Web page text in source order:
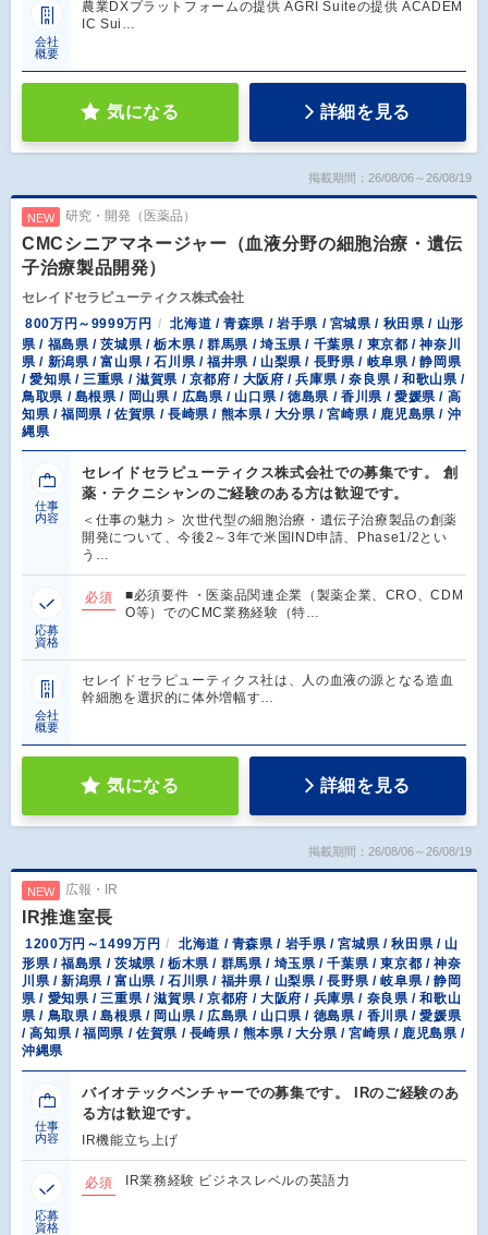
会社
概要
農業DXプラットフォームの提供 AGRI Suiteの提供 ACADEM
IC Sui…
気になる 詳細を見る
掲載期間：26/08/06～26/08/19
NEW 研究・開発（医薬品）
CMCシニアマネージャー（血液分野の細胞治療・遺伝
子治療製品開発）
セレイドセラピューティクス株式会社
800万円～9999万円
北海道 / 青森県 / 岩手県 / 宮城県 / 秋田県 / 山形
県 / 福島県 / 茨城県 / 栃木県 / 群馬県 / 埼玉県 / 千葉県 / 東京都 / 神奈川
県 / 新潟県 / 富山県 / 石川県 / 福井県 / 山梨県 / 長野県 / 岐阜県 / 静岡県
/ 愛知県 / 三重県 / 滋賀県 / 京都府 / 大阪府 / 兵庫県 / 奈良県 / 和歌山県 /
鳥取県 / 島根県 / 岡山県 / 広島県 / 山口県 / 徳島県 / 香川県 / 愛媛県 / 高
知県 / 福岡県 / 佐賀県 / 長崎県 / 熊本県 / 大分県 / 宮崎県 / 鹿児島県 / 沖
縄県
仕事
内容
セレイドセラピューティクス株式会社での募集です。 創
薬・テクニシャンのご経験のある方は歓迎です。
＜仕事の魅力＞ 次世代型の細胞治療・遺伝子治療製品の創薬
開発について、今後2～3年で米国IND申請、Phase1/2とい
う…
応募
資格
必須
■必須要件 ・医薬品関連企業（製薬企業、CRO、CDM
O等）でのCMC業務経験（特…
会社
概要
セレイドセラピューティクス社は、人の血液の源となる造血
幹細胞を選択的に体外増幅す…
気になる 詳細を見る
掲載期間：26/08/06～26/08/19
NEW 広報・IR
IR推進室長
1200万円～1499万円
北海道 / 青森県 / 岩手県 / 宮城県 / 秋田県 / 山
形県 / 福島県 / 茨城県 / 栃木県 / 群馬県 / 埼玉県 / 千葉県 / 東京都 / 神奈
川県 / 新潟県 / 富山県 / 石川県 / 福井県 / 山梨県 / 長野県 / 岐阜県 / 静岡
県 / 愛知県 / 三重県 / 滋賀県 / 京都府 / 大阪府 / 兵庫県 / 奈良県 / 和歌山
県 / 鳥取県 / 島根県 / 岡山県 / 広島県 / 山口県 / 徳島県 / 香川県 / 愛媛県
/ 高知県 / 福岡県 / 佐賀県 / 長崎県 / 熊本県 / 大分県 / 宮崎県 / 鹿児島県 /
沖縄県
仕事
内容
バイオテックベンチャーでの募集です。 IRのご経験のあ
る方は歓迎です。
IR機能立ち上げ
応募
資格
必須 IR業務経験 ビジネスレベルの英語力